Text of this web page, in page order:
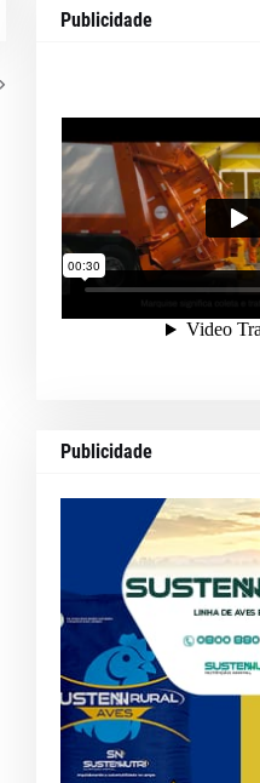
Publicidade
Publicidade